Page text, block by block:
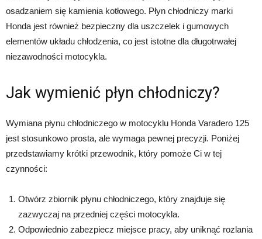
osadzaniem się kamienia kotłowego. Płyn chłodniczy marki
Honda jest również bezpieczny dla uszczelek i gumowych
elementów układu chłodzenia, co jest istotne dla długotrwałej
niezawodności motocykla.
Jak wymienić płyn chłodniczy?
Wymiana płynu chłodniczego w motocyklu Honda Varadero 125
jest stosunkowo prosta, ale wymaga pewnej precyzji. Poniżej
przedstawiamy krótki przewodnik, który pomoże Ci w tej
czynności:
Otwórz zbiornik płynu chłodniczego, który znajduje się
zazwyczaj na przedniej części motocykla.
Odpowiednio zabezpiecz miejsce pracy, aby uniknąć rozlania